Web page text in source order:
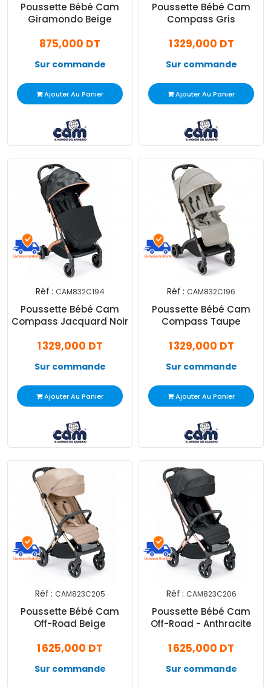
Poussette Bébé Cam
Giramondo Beige
875,000 DT
Sur commande
Ajouter Au Panier
Poussette Bébé Cam
Compass Gris
1 329,000 DT
Sur commande
Ajouter Au Panier
Réf : CAM832C194
Poussette Bébé Cam
Compass Jacquard Noir
1 329,000 DT
Sur commande
Ajouter Au Panier
Réf : CAM832C196
Poussette Bébé Cam
Compass Taupe
1 329,000 DT
Sur commande
Ajouter Au Panier
Réf : CAM823C205
Poussette Bébé Cam
Off-Road Beige
1 625,000 DT
Sur commande
Réf : CAM823C206
Poussette Bébé Cam
Off-Road - Anthracite
1 625,000 DT
Sur commande